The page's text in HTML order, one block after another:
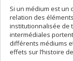
Si un médium est
relation des
institutionnalisée de
intermédiales
différents médiums
effets sur l’histoire